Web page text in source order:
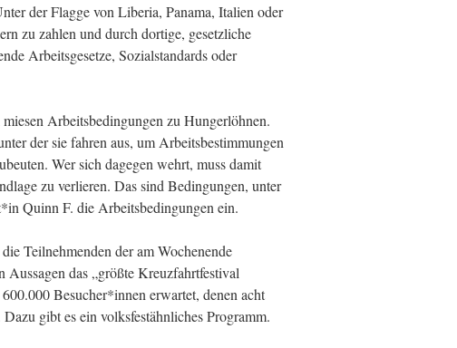
der Flagge von Liberia, Panama, Italien oder
zu zahlen und durch dortige, gesetzliche
Arbeitsgesetze, Sozialstandards oder
Arbeitsbedingungen zu Hungerlöhnen.
der sie fahren aus, um Arbeitsbestimmungen
Wer sich dagegen wehrt, muss damit
zu verlieren. Das sind Bedingungen, unter
Quinn F. die Arbeitsbedingungen ein.
Teilnehmenden der am Wochenende
das „größte Kreuzfahrtfestival
Besucher*innen erwartet, denen acht
gibt es ein volksfestähnliches Programm.